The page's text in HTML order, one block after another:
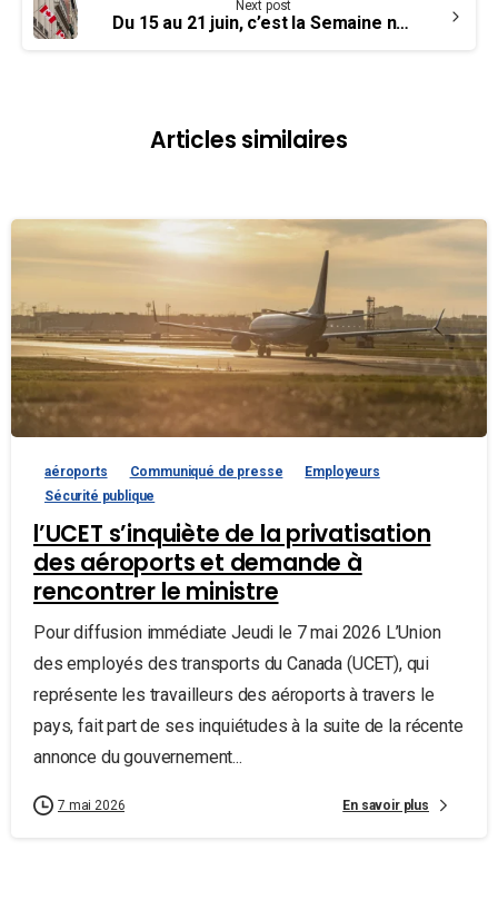
Next post
Du 15 au 21 juin, c’est la Semaine nationale de la fonction publique
Articles similaires
aéroports Communiqué de presse
Employeurs
Sécurité publique
l’UCET s’inquiète de la privatisation
des aéroports et demande à
rencontrer le ministre
Pour diffusion immédiate Jeudi le 7 mai 2026 L’Union
des employés des transports du Canada (UCET), qui
représente les travailleurs des aéroports à travers le
pays, fait part de ses inquiétudes à la suite de la récente
annonce du gouvernement...
7 mai 2026 En savoir plus